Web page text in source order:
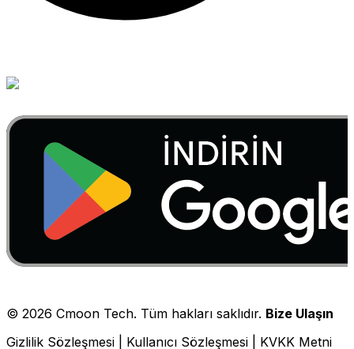
© 2026 Cmoon Tech. Tüm hakları saklıdır. Bize Ulaşın
Gizlilik Sözleşmesi
Kullanıcı Sözleşmesi KVKK Metni